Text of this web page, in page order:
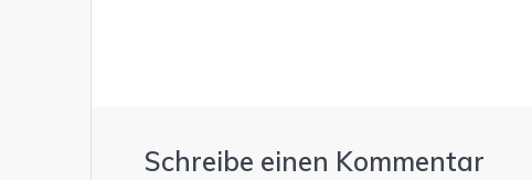
Schreibe einen Kommentar